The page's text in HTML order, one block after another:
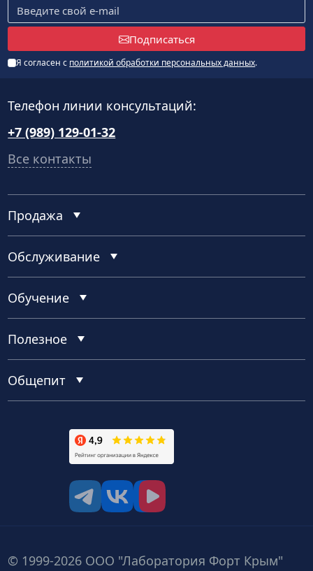
Подписаться
Я согласен с политикой обработки персональных данных.
Телефон линии консультаций:
+7 (989) 129-01-32
Все контакты
Продажа
Обслуживание
Обучение
Полезное
Общепит
© 1999-2026 ООО "Лаборатория Форт Крым"